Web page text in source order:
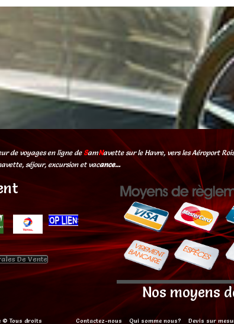
de voyages en ligne de SamNavette sur le Havre, vers les Aéroport
séjour, excursion et vacance...
De Vente
Nos moyens
Contactez-nous Qui somme nous? Devis sur
© Tous droits